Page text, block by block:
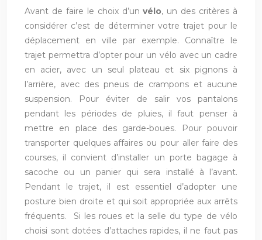
Avant de faire le choix d’unvélo, un des critères à
considérer c’est de déterminer votre trajet pour le
déplacement en ville par exemple. Connaître le
trajet permettra d’opter pour un vélo avec un cadre
en acier, avec un seul plateau et six pignons à
l’arrière, avec des pneus de crampons et aucune
suspension. Pour éviter de salir vos pantalons
pendant les périodes de pluies, il faut penser à
mettre en place des garde-boues. Pour pouvoir
transporter quelques affaires ou pour aller faire des
courses, il convient d’installer un porte bagage à
sacoche ou un panier qui sera installé à l’avant.
Pendant le trajet, il est essentiel d’adopter une
posture bien droite et qui soit appropriée aux arrêts
fréquents. Si les roues et la selle du type de vélo
choisi sont dotées d’attaches rapides, il ne faut pas